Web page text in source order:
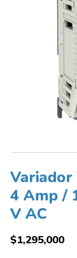
Variador
4 Amp /
V AC
$1,295,000